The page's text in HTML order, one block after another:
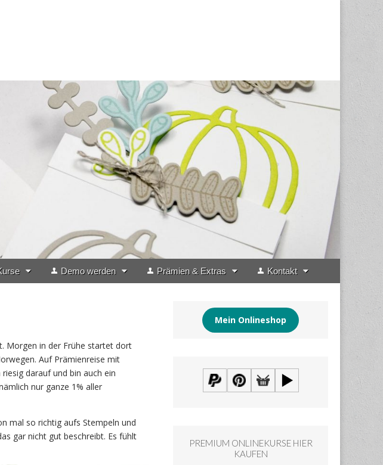
Demo werden Prämien & Extras Kontakt
Morgen in der Frühe startet dort
Auf Prämienreise mit
darauf und bin auch ein
nur ganze 1% aller
mal so richtig aufs Stempeln und
gar nicht gut beschreibt. Es fühlt
Mein Onlineshop
PREMIUM ONLINEKURSE HIER
KAUFEN